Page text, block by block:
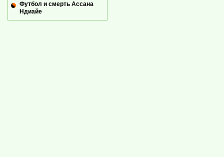
Футбол и смерть Ассана
Ндиайе